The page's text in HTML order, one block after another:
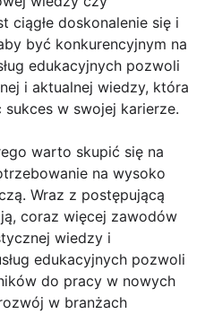
ciągłe doskonalenie się i
być konkurencyjnym na
edukacyjnych pozwoli
i aktualnej wiedzy, która
w swojej karierze.
warto skupić się na
na wysoko
Wraz z postępującą
coraz więcej zawodów
wiedzy i
edukacyjnych pozwoli
do pracy w nowych
w branżach